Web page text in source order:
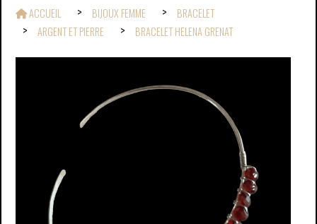
ACCUEIL BIJOUX FEMME
BRACELET
ARGENT ET PIERRE
BRACELET HELENA GRENAT